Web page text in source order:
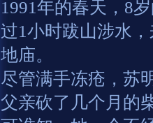
1991年的春天，8
过1小时跋山涉水
地庙。
尽管满手冻疮，苏
父亲砍了几个月的